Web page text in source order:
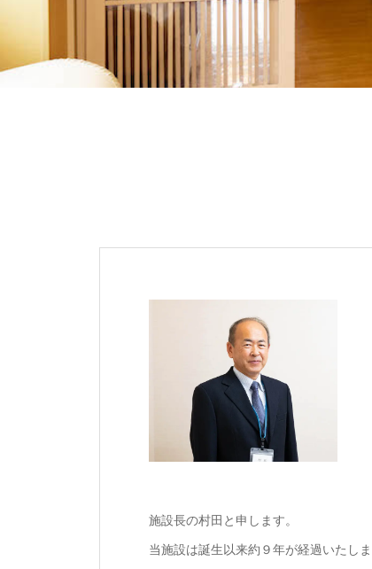
施設長の村田と申します。
当施設は誕生以来約９年が経過いたし